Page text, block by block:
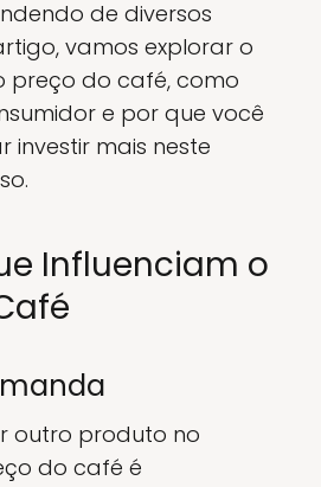
de diversos
vamos explorar o
preço do café, como
e por que você
investir mais neste
Influenciam o
outro produto no
do café é